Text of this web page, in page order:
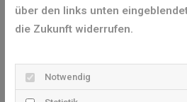
7. Wann zum Arzt gehen
Wenn sich dieHalsschmerzen
bessernoder folgende Symptome
ärztlichen Rat einholen
über den links unten
die Zukunft widerrufen.
Notwendig